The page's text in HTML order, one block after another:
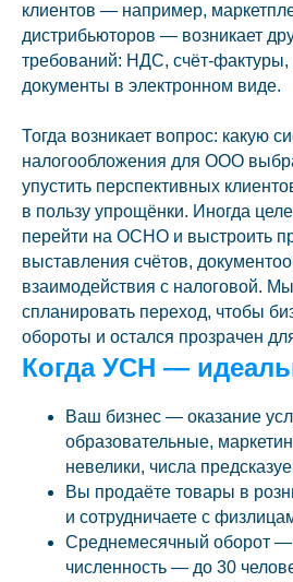
клиентов — например,
дистрибьюторов — возникает
требований: НДС, счёт-
документы в электронном виде.
Тогда возникает вопрос: какую
налогообложения для ООО
упустить перспективных
в пользу упрощёнки. Иногда
перейти на ОСНО и выстроить
выставления счётов,
взаимодействия с налоговой.
спланировать переход, чтобы
обороты и остался прозрачен
Когда УСН —
Ваш бизнес — оказание
образовательные,
невелики, числа
Вы продаёте товары в
и сотрудничаете с
Среднемесячный оборот —
численность — до 30